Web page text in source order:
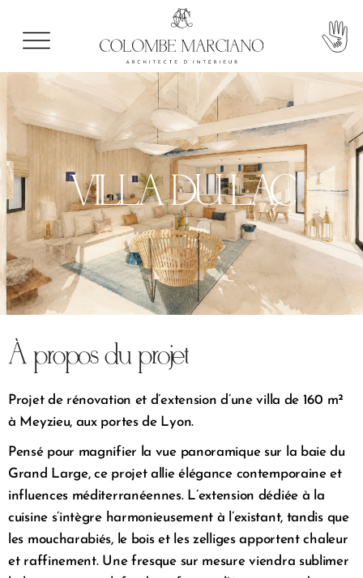
VILLA DU LAC
À propos du projet
Projet de rénovation et d’extension d’une villa de 160 m²
à Meyzieu, aux portes de Lyon.
Pensé pour magnifier la vue panoramique sur la baie du
Grand Large, ce projet allie élégance contemporaine et
influences méditerranéennes. L’extension dédiée à la
cuisine s’intègre harmonieusement à l’existant, tandis que
les moucharabiés, le bois et les zelliges apportent chaleur
et raffinement. Une fresque sur mesure viendra sublimer